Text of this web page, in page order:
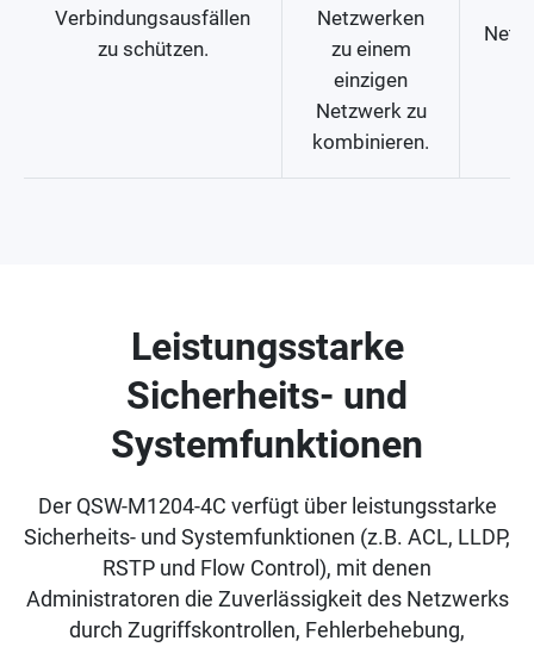
Verbindungsausfällen
zu schützen.
Netzwerken
zu einem
einzigen
Netzwerk zu
kombinieren.
Leistungsstarke
Sicherheits- und
Systemfunktionen
Der QSW-M1204-4C verfügt über leistungsstarke
Sicherheits- und Systemfunktionen (z.B. ACL, LLDP,
RSTP und Flow Control), mit denen
Administratoren die Zuverlässigkeit des Netzwerks
durch Zugriffskontrollen, Fehlerbehebung,